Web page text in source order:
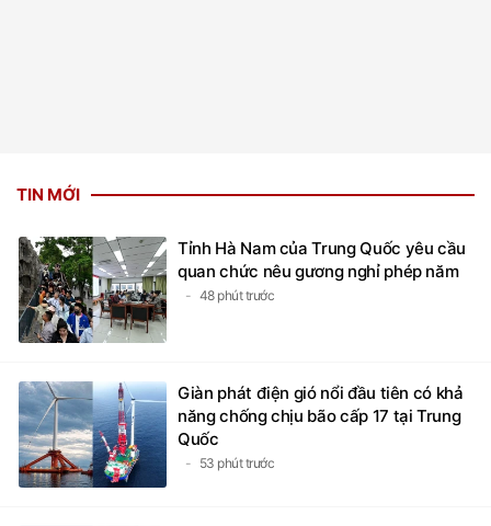
TIN MỚI
Tỉnh Hà Nam của Trung Quốc yêu cầu
quan chức nêu gương nghỉ phép năm
48 phút trước
Giàn phát điện gió nổi đầu tiên có khả
năng chống chịu bão cấp 17 tại Trung
Quốc
53 phút trước